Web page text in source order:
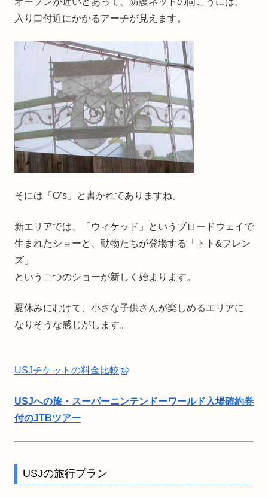
入り口付近にかかるアーチが見えます。
そには「O’s」と書かれてありますね。
新エリアでは、「ウィケッド」というブロードウェイで
生まれたショーと、動物たちが登場する「トト&フレン
ズ」
という二つのショーが新しく始まります。
夏休みにむけて、小さな子供さんが楽しめるエリアに
なりそうな感じがします。
USJチケットの料金比較
USJへの旅・スーパーニンテンドーワールド入場確約券
付のJTBツアー
USJの旅行プラン